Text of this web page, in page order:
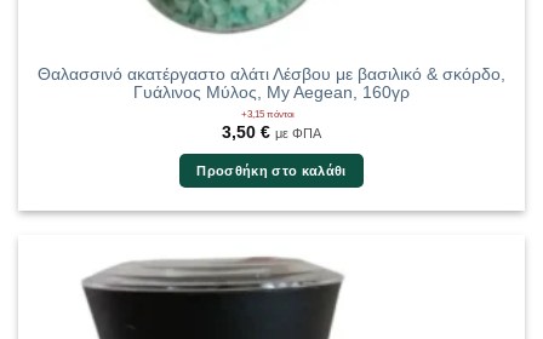
Θαλασσινό ακατέργαστο αλάτι Λέσβου με βασιλικό & σκόρδο,
Γυάλινος Μύλος, My Aegean, 160γρ
+3,15 πόντοι
3,50 € με ΦΠΑ
Προσθήκη στο καλάθι